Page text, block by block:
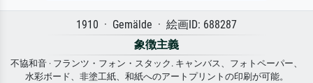
1910 · Gemälde · 絵画ID: 688287
象徴主義
不協和音 · フランツ・フォン・スタック. キャンバス、フォトペーパー、
水彩ボード、非塗工紙、和紙へのアートプリントの印刷が可能。